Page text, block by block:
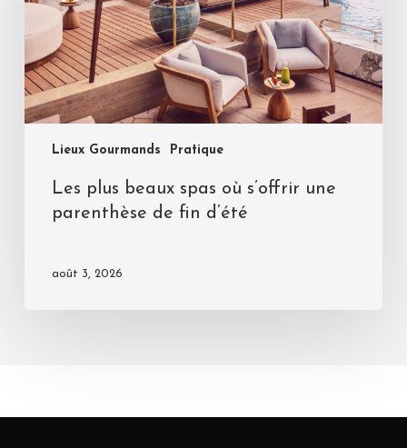
Lieux Gourmands Pratique
Les plus beaux spas où s’offrir une
parenthèse de fin d’été
août 3, 2026